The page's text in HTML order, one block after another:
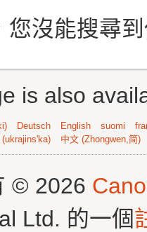
您沒能搜尋
is also
Deutsch English suomi
(ukrajins'ka) 中文 (Zhongwen,简)
© 2026
Ltd. 的一個